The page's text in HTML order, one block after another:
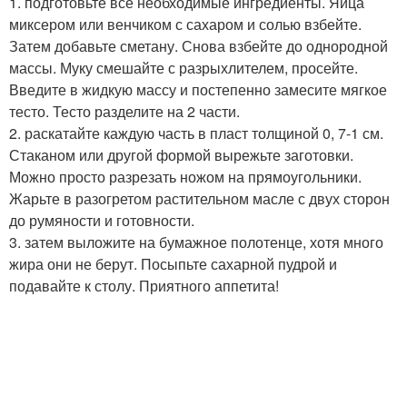
миксером или венчиком с сахаром и солью взбейте.
Затем добавьте сметану. Снова взбейте до однородной
массы. Муку смешайте с разрыхлителем, просейте.
Введите в жидкую массу и постепенно замесите мягкое
тесто. Тесто разделите на 2 части.
2. раскатайте каждую часть в пласт толщиной 0, 7-1 см.
Стаканом или другой формой вырежьте заготовки.
Можно просто разрезать ножом на прямоугольники.
Жарьте в разогретом растительном масле с двух сторон
до румяности и готовности.
3. затем выложите на бумажное полотенце, хотя много
жира они не берут. Посыпьте сахарной пудрой и
подавайте к столу. Приятного аппетита!